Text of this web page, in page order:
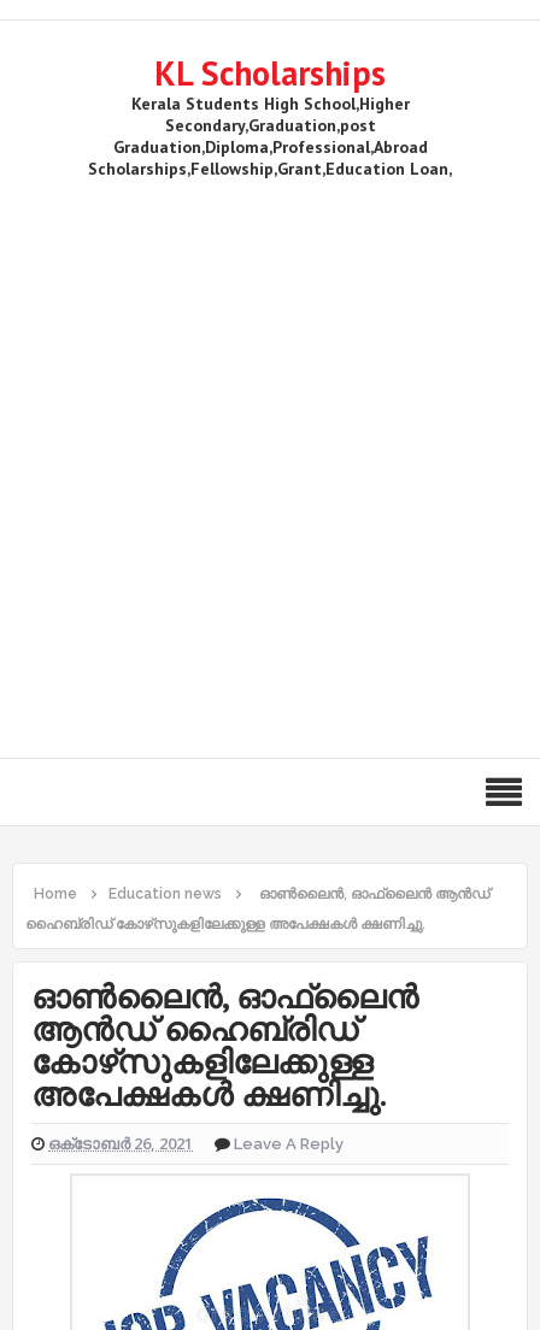
KL Scholarships
Kerala Students High School,Higher
Secondary,Graduation,post
Graduation,Diploma,Professional,Abroad
Scholarships,Fellowship,Grant,Education Loan,
Home Education news
ഓൺലൈൻ, ഓഫ്‌ലൈൻ ആൻഡ്
ഹൈബ്രിഡ് കോഴ്‌സുകളിലേക്കുള്ള അപേക്ഷകൾ ക്ഷണിച്ചു.
ഓൺലൈൻ, ഓഫ്‌ലൈൻ
ആൻഡ് ഹൈബ്രിഡ്
കോഴ്‌സുകളിലേക്കുള്ള
അപേക്ഷകൾ ക്ഷണിച്ചു.
ഒക്‌ടോബർ 26, 2021 Leave A Reply